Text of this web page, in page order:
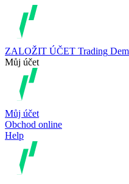
ZALOŽIT ÚČET Trading
Můj účet
Můj účet
Obchod online
Help